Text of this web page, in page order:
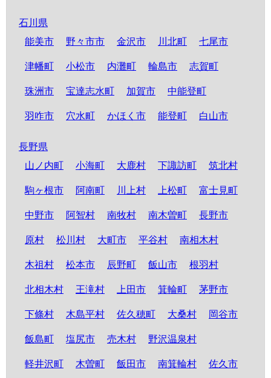
石川県
能美市
野々市市 金沢市 川北町 七尾市
津幡町 小松市 内灘町 輪島市 志賀町
珠洲市 宝達志水町 加賀市 中能登町
羽咋市 穴水町 かほく市 能登町 白山市
長野県
山ノ内町
小海町 大鹿村 下諏訪町 筑北村
駒ヶ根市 阿南町 川上村 上松町 富士見町
中野市 阿智村 南牧村 南木曽町 長野市
原村 松川村 大町市 平谷村 南相木村
木祖村 松本市 辰野町 飯山市 根羽村
北相木村 王滝村 上田市 箕輪町 茅野市
下條村 木島平村 佐久穂町 大桑村 岡谷市
飯島町 塩尻市 売木村 野沢温泉村
軽井沢町 木曽町 飯田市 南箕輪村 佐久市